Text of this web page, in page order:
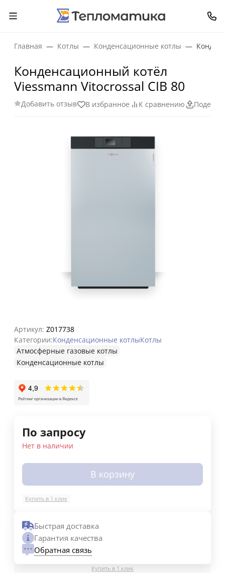
Главная Котлы Конденсационные котлы
Конденсационный котёл
Viessmann Vitocrossal CIB 80
Добавить отзыв В избранное К сравнению
Артикул: Z017738
Категории:Конденсационные котлыКотлы
Атмосферные газовые котлы
Конденсационные котлы
По запросу
Нет в наличии
В корзину
Купить в 1 клик
Быстрая доставка
Гарантия качества
Обратная связь
Купить в 1 клик